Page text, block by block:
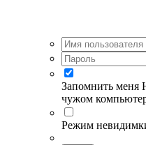
Запомнить меня
чужом
Режим